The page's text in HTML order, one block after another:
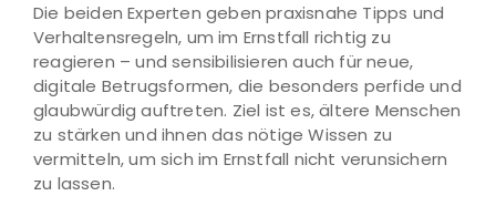
Die beiden Experten geben praxisnahe Tipps und
Verhaltensregeln, um im Ernstfall richtig zu
reagieren – und sensibilisieren auch für neue,
digitale Betrugsformen, die besonders perfide und
glaubwürdig auftreten. Ziel ist es, ältere Menschen
zu stärken und ihnen das nötige Wissen zu
vermitteln, um sich im Ernstfall nicht verunsichern
zu lassen.